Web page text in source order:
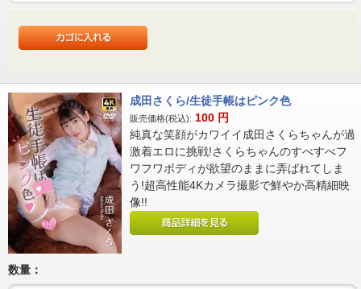
成田さくら/生徒手帳はピンク色
販売価格(税込): 100 円
純真な笑顔がカワイイ成田さくらちゃんが過
激着エロに挑戦!さくらちゃんのすべすべフ
ワフワボディが欲望のままに弄ばれてしま
う!超高性能4Kカメラ撮影で鮮やか高精細映
像!!
数量：